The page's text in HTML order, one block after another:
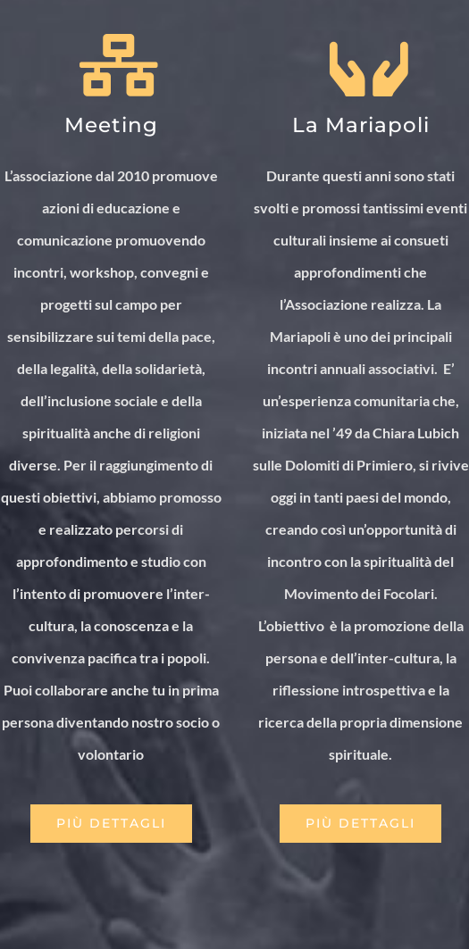
Meeting
L’associazione dal 2010 promuove
azioni di educazione e
comunicazione promuovendo
incontri, workshop, convegni e
progetti sul campo per
sensibilizzare sui temi della pace,
della legalità, della solidarietà,
dell’inclusione sociale e della
spiritualità anche di religioni
diverse. Per il raggiungimento di
questi obiettivi, abbiamo promosso
e realizzato percorsi di
approfondimento e studio con
l’intento di promuovere l’inter-
cultura, la conoscenza e la
convivenza pacifica tra i popoli.
Puoi collaborare anche tu in prima
persona diventando nostro socio o
volontario
PIÙ DETTAGLI
La Mariapoli
Durante questi anni sono stati
svolti e promossi tantissimi eventi
culturali insieme ai consueti
approfondimenti che
l’Associazione realizza. La
Mariapoli è uno dei principali
incontri annuali associativi. E’
un’esperienza comunitaria che,
iniziata nel ’49 da Chiara Lubich
sulle Dolomiti di Primiero, si rivive
oggi in tanti paesi del mondo,
creando così un’opportunità di
incontro con la spiritualità del
Movimento dei Focolari.
L’obiettivo è la promozione della
persona e dell’inter-cultura, la
riflessione introspettiva e la
ricerca della propria dimensione
spirituale.
PIÙ DETTAGLI